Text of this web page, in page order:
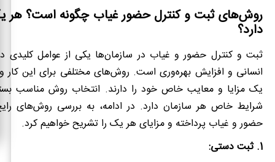
روش‌های ثبت و کنترل حضور غیاب چگونه است؟ هر
دارد؟
ثبت و کنترل حضور و غیاب در سازمان‌ها یکی از عوامل کلیدی
انسانی و افزایش بهره‌وری است. روش‌های مختلفی برای این کار
یک مزایا و معایب خاص خود را دارند. انتخاب روش مناسب
شرایط خاص هر سازمان دارد. در ادامه، به بررسی روش‌های
حضور و غیاب پرداخته و مزایای هر یک را تشریح خواهیم کرد.
1. ثبت دستی: